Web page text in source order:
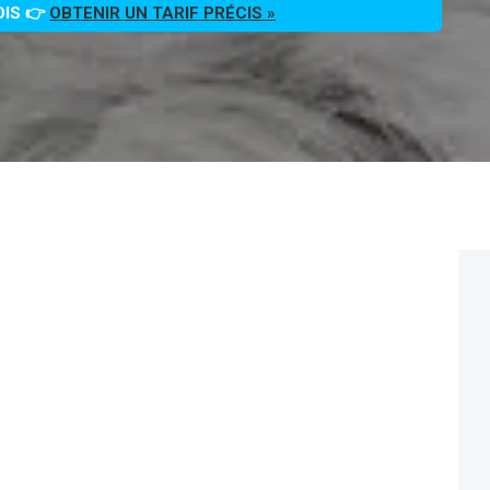
👉 OBTENIR UN TARIF PRÉCIS »